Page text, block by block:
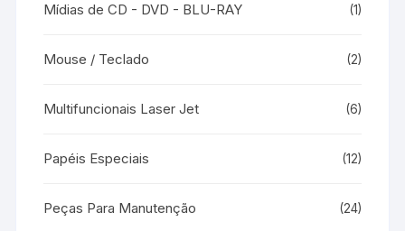
Mídias de CD - DVD - BLU-RAY (1)
Mouse / Teclado (2)
Multifuncionais Laser Jet (6)
Papéis Especiais (12)
Peças Para Manutenção (24)